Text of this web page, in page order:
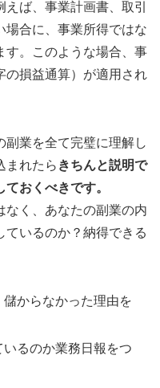
ば、事業計画書、取引
場合に、事業所得ではな
す。このような場合、事
の損益通算）が適用され
副業を全て完璧に理解し
まれたら きちんと説明で
おくべきです。
なく、あなたの副業の内
ているのか？納得できる
からなかった理由を
るのか業務日報をつ